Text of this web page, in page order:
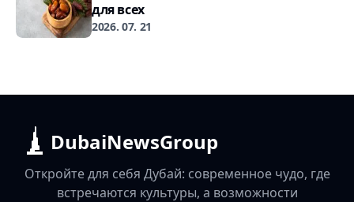
для всех
2026. 07. 21
DubaiNewsGroup
Откройте для себя Дубай: современное чудо, где
встречаются культуры, а возможности